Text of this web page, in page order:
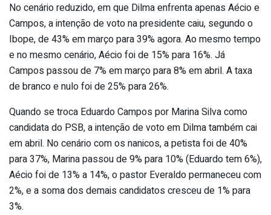
No cenário reduzido, em que Dilma enfrenta apenas Aécio e
Campos, a intenção de voto na presidente caiu, segundo o
Ibope, de 43% em março para 39% agora. Ao mesmo tempo
e no mesmo cenário, Aécio foi de 15% para 16%. Já
Campos passou de 7% em março para 8% em abril. A taxa
de branco e nulo foi de 25% para 26%.
Quando se troca Eduardo Campos por Marina Silva como
candidata do PSB, a intenção de voto em Dilma também cai
em abril. No cenário com os nanicos, a petista foi de 40%
para 37%, Marina passou de 9% para 10% (Eduardo tem 6%),
Aécio foi de 13% a 14%, o pastor Everaldo permaneceu com
2%, e a soma dos demais candidatos cresceu de 1% para
3%.